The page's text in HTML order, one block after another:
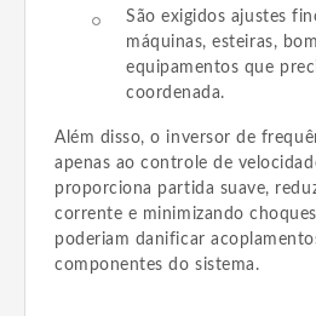
São exigidos ajustes
máquinas, esteiras,
equipamentos que
coordenada.
Além disso, o inversor de
apenas ao controle de
proporciona partida suave,
corrente e minimizando
poderiam danificar
componentes do sistema.